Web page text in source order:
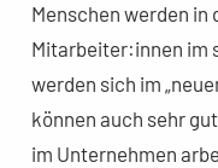
Menschen werden
Mitarbeiter:innen im
werden sich im
können auch sehr
im Unternehmen